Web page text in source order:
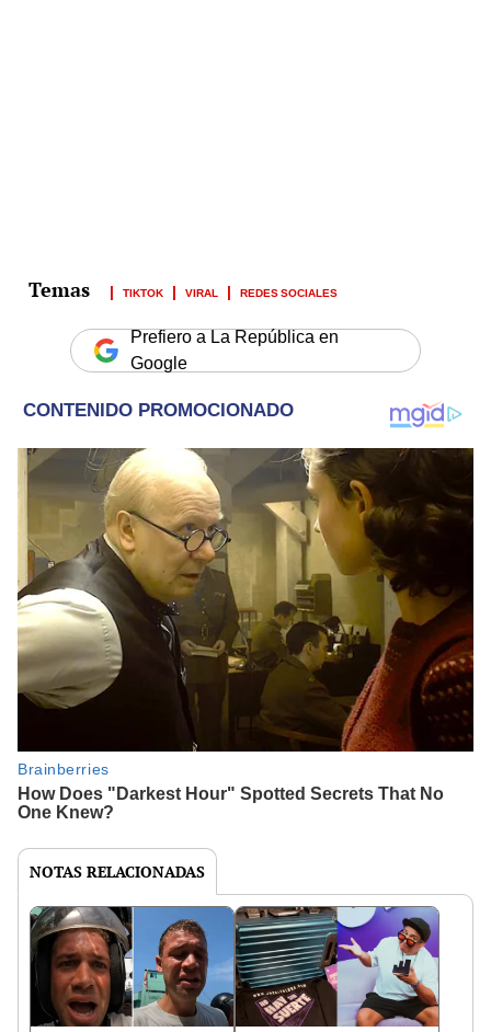
TIKTOK VIRAL REDES SOCIALES
Prefiero a La República en
Google
NOTAS RELACIONADAS